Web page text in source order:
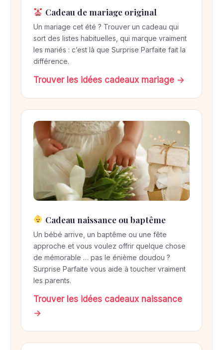
Cadeau de mariage original
Un mariage cet été ? Trouver un cadeau qui
sort des listes habituelles, qui marque vraiment
les mariés : c’est là que Surprise Parfaite fait la
différence.
Trouver les idées cadeaux mariage →
Cadeau naissance ou baptême
Un bébé arrive, un baptême ou une fête
approche et vous voulez offrir quelque chose
de mémorable … pas le énième doudou ?
Surprise Parfaite vous aide à toucher vraiment
les parents.
Trouver les idées cadeaux naissance
→